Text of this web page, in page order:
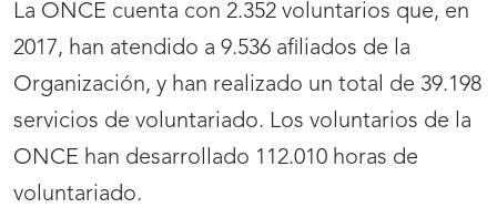
La ONCE cuenta con 2.352 voluntarios que, en
2017, han atendido a 9.536 afiliados de la
Organización, y han realizado un total de 39.198
servicios de voluntariado. Los voluntarios de la
ONCE han desarrollado 112.010 horas de
voluntariado.